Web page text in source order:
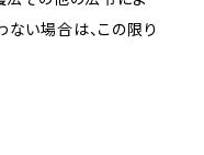
ない場合は、この限り